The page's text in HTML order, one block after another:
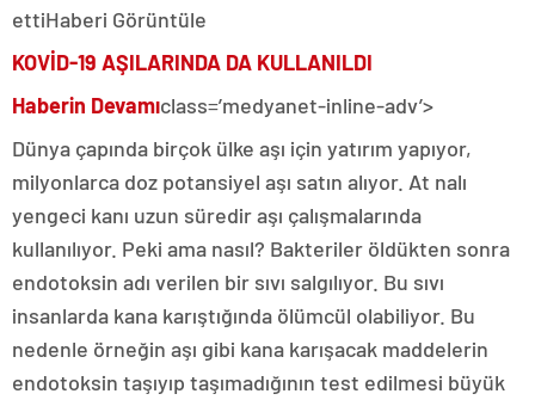
ettiHaberi Görüntüle
KOVİD-19 AŞILARINDA DA KULLANILDI
Haberin Devamıclass=’medyanet-inline-adv’>
Dünya çapında birçok ülke aşı için yatırım yapıyor,
milyonlarca doz potansiyel aşı satın alıyor. At nalı
yengeci kanı uzun süredir aşı çalışmalarında
kullanılıyor. Peki ama nasıl? Bakteriler öldükten sonra
endotoksin adı verilen bir sıvı salgılıyor. Bu sıvı
insanlarda kana karıştığında ölümcül olabiliyor. Bu
nedenle örneğin aşı gibi kana karışacak maddelerin
endotoksin taşıyıp taşımadığının test edilmesi büyük